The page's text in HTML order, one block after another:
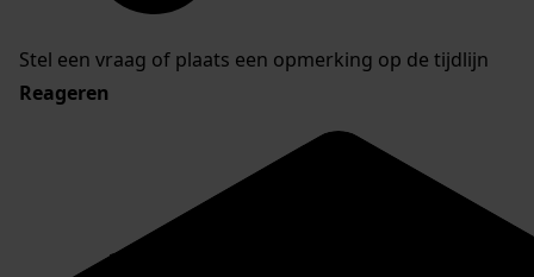
Stel een vraag of plaats een opmerking op de tijdlijn
Reageren